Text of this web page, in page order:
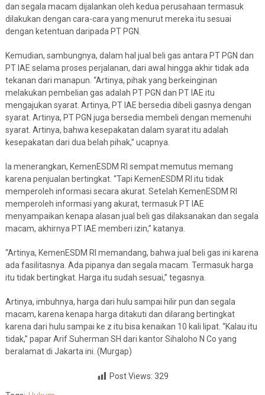
dan segala macam dijalankan oleh kedua perusahaan termasuk
dilakukan dengan cara-cara yang menurut mereka itu sesuai
dengan ketentuan daripada PT PGN.
Kemudian, sambungnya, dalam hal jual beli gas antara PT PGN dan
PT IAE selama proses perjalanan, dari awal hingga akhir tidak ada
tekanan dari manapun. “Artinya, pihak yang berkeinginan
melakukan pembelian gas adalah PT PGN dan PT IAE itu
mengajukan syarat. Artinya, PT IAE bersedia dibeli gasnya dengan
syarat. Artinya, PT PGN juga bersedia membeli dengan memenuhi
syarat. Artinya, bahwa kesepakatan dalam syarat itu adalah
kesepakatan dari dua belah pihak,” ucapnya.
Ia menerangkan, KemenESDM RI sempat memutus memang
karena penjualan bertingkat. “Tapi KemenESDM RI itu tidak
memperoleh informasi secara akurat. Setelah KemenESDM RI
memperoleh informasi yang akurat, termasuk PT IAE
menyampaikan kenapa alasan jual beli gas dilaksanakan dan segala
macam, akhirnya PT IAE memberi izin,” katanya.
“Artinya, KemenESDM RI memandang, bahwa jual beli gas ini karena
ada fasilitasnya. Ada pipanya dan segala macam. Termasuk harga
itu tidak bertingkat. Harga itu sudah sesuai,” tegasnya.
Artinya, imbuhnya, harga dari hulu sampai hilir pun dan segala
macam, karena kenapa harga ditakuti dan dilarang bertingkat
karena dari hulu sampai ke z itu bisa kenaikan 10 kali lipat. “Kalau itu
tidak,” papar Arif Suherman SH dari kantor Sihaloho N Co yang
beralamat di Jakarta ini. (Murgap)
Post Views: 329